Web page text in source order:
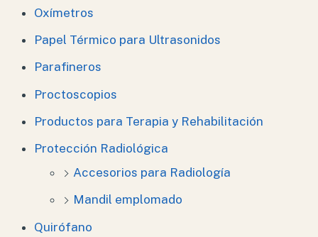
Oxímetros
Papel Térmico para Ultrasonidos
Parafineros
Proctoscopios
Productos para Terapia y Rehabilitación
Protección Radiológica
Accesorios para Radiología
Mandil emplomado
Quirófano